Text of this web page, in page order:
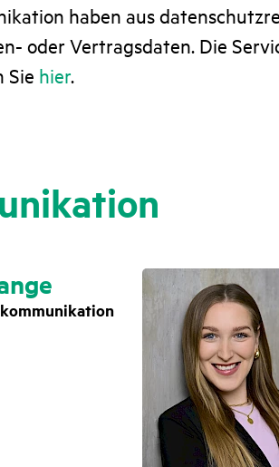
haben aus
oder Vertragsdaten. Die
Sie hier.